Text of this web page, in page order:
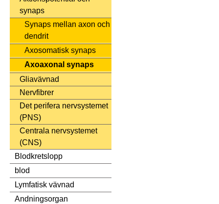
synaps
Synaps mellan axon och
dendrit
Axosomatisk synaps
Axoaxonal synaps
Gliavävnad
Nervfibrer
Det perifera nervsystemet
(PNS)
Centrala nervsystemet
(CNS)
Blodkretslopp
blod
Lymfatisk vävnad
Andningsorgan